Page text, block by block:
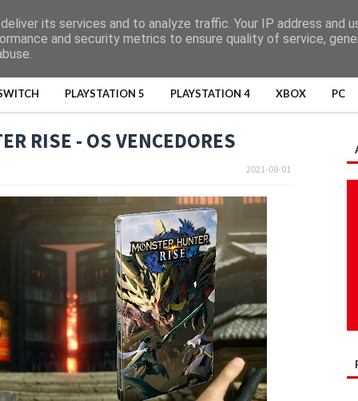
PLAYSTATION 5 PLAYSTATION 4 XBOX PC
RISE - OS VENCEDORES
2021-08-01
its services and to analyze traffic. Your IP address and
and security metrics to ensure quality of service,